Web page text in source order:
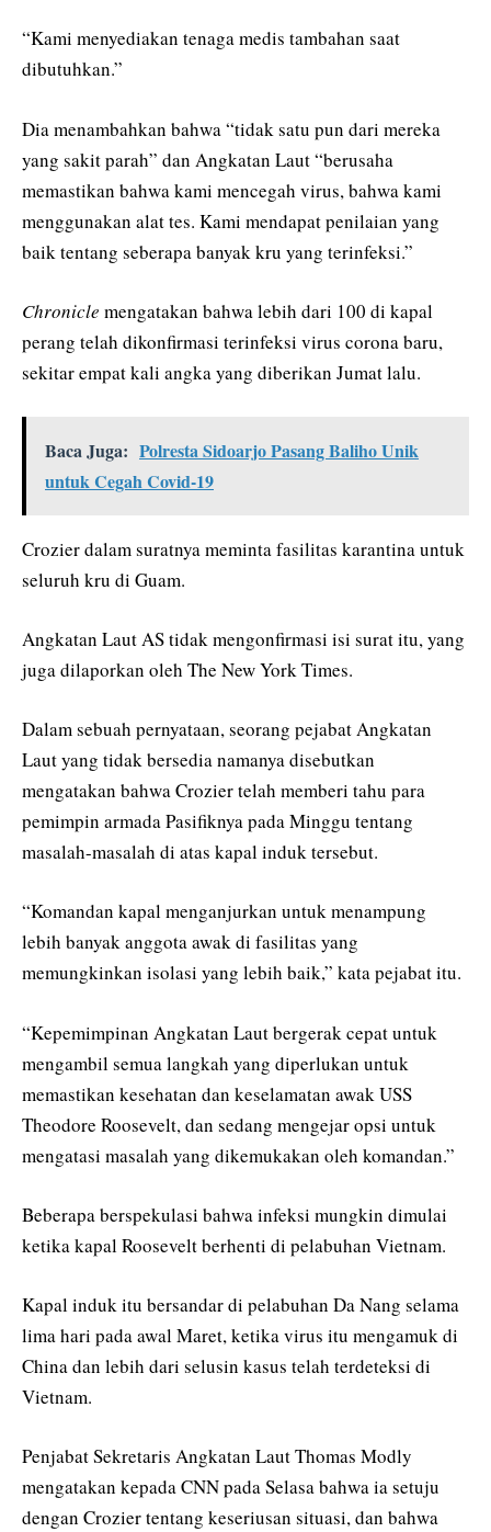
“Kami menyediakan tenaga medis tambahan saat
dibutuhkan.”
Dia menambahkan bahwa “tidak satu pun dari mereka
yang sakit parah” dan Angkatan Laut “berusaha
memastikan bahwa kami mencegah virus, bahwa kami
menggunakan alat tes. Kami mendapat penilaian yang
baik tentang seberapa banyak kru yang terinfeksi.”
Chronicle mengatakan bahwa lebih dari 100 di kapal
perang telah dikonfirmasi terinfeksi virus corona baru,
sekitar empat kali angka yang diberikan Jumat lalu.
Baca Juga: Polresta Sidoarjo Pasang Baliho Unik
untuk Cegah Covid-19
Crozier dalam suratnya meminta fasilitas karantina untuk
seluruh kru di Guam.
Angkatan Laut AS tidak mengonfirmasi isi surat itu, yang
juga dilaporkan oleh The New York Times.
Dalam sebuah pernyataan, seorang pejabat Angkatan
Laut yang tidak bersedia namanya disebutkan
mengatakan bahwa Crozier telah memberi tahu para
pemimpin armada Pasifiknya pada Minggu tentang
masalah-masalah di atas kapal induk tersebut.
“Komandan kapal menganjurkan untuk menampung
lebih banyak anggota awak di fasilitas yang
memungkinkan isolasi yang lebih baik,” kata pejabat itu.
“Kepemimpinan Angkatan Laut bergerak cepat untuk
mengambil semua langkah yang diperlukan untuk
memastikan kesehatan dan keselamatan awak USS
Theodore Roosevelt, dan sedang mengejar opsi untuk
mengatasi masalah yang dikemukakan oleh komandan.”
Beberapa berspekulasi bahwa infeksi mungkin dimulai
ketika kapal Roosevelt berhenti di pelabuhan Vietnam.
Kapal induk itu bersandar di pelabuhan Da Nang selama
lima hari pada awal Maret, ketika virus itu mengamuk di
China dan lebih dari selusin kasus telah terdeteksi di
Vietnam.
Penjabat Sekretaris Angkatan Laut Thomas Modly
mengatakan kepada CNN pada Selasa bahwa ia setuju
dengan Crozier tentang keseriusan situasi, dan bahwa